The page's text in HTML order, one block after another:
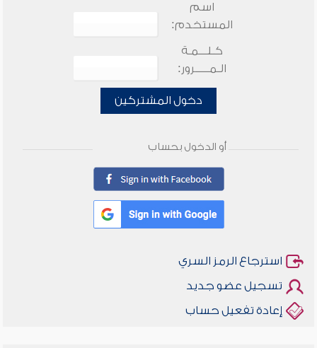
اسم
المستخدم:
كـلـــمـة
الـمـــــرور:
دخول المشتركين
أو الدخول بحساب
استرجاع الرمز السري
تسجيل عضو جديد
إعادة تفعيل حساب